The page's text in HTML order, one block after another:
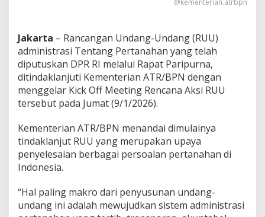
i
R
U
U
A
d
m
i
i
s
t
i
P
@kementerian.atrbpn
Jakarta – Rancangan Undang-Undang (RUU)
administrasi Tentang Pertanahan yang telah
diputuskan DPR RI melalui Rapat Paripurna,
ditindaklanjuti Kementerian ATR/BPN dengan
menggelar Kick Off Meeting Rencana Aksi RUU
tersebut pada Jumat (9/1/2026).
Kementerian ATR/BPN menandai dimulainya
tindaklanjut RUU yang merupakan upaya
penyelesaian berbagai persoalan pertanahan di
Indonesia.
“Hal paling makro dari penyusunan undang-
undang ini adalah mewujudkan sistem administrasi